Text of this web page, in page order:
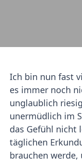
Ich bin nun fast
es immer noch
unglaublich
unermüdlich im
das Gefühl nicht
täglichen
brauchen